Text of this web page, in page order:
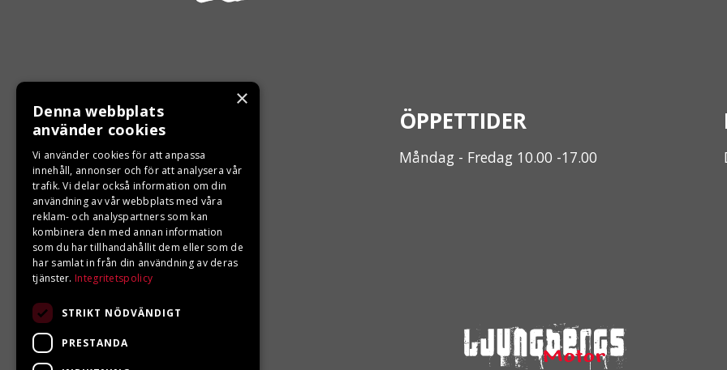
KONTAKTA OSS
Ångra ditt köp
0680-103 60
info@ljungbergsmotor.se
Kolgatan 1C, 842 31 Sveg
ÖPPETTIDER
Måndag - Fredag 10.00 -17.00
×
Denna webbplats
använder cookies
Vi använder cookies för att anpassa
innehåll, annonser och för att analysera vår
trafik. Vi delar också information om din
användning av vår webbplats med våra
reklam- och analyspartners som kan
kombinera den med annan information
som du har tillhandahållit dem eller som de
har samlat in från din användning av deras
tjänster. Integritetspolicy
STRIKT NÖDVÄNDIGT
PRESTANDA